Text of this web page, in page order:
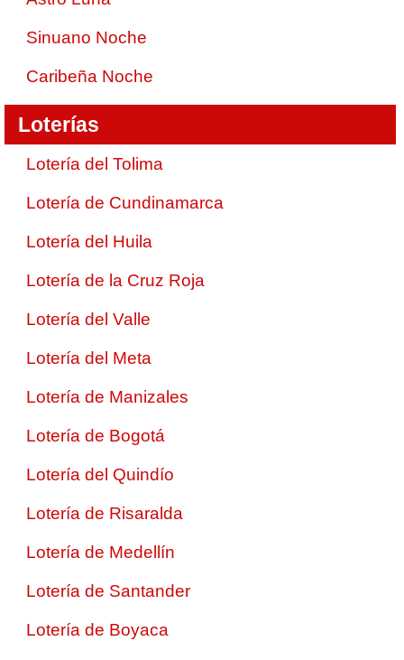
Sinuano Noche
Caribeña Noche
Loterías
Lotería del Tolima
Lotería de Cundinamarca
Lotería del Huila
Lotería de la Cruz Roja
Lotería del Valle
Lotería del Meta
Lotería de Manizales
Lotería de Bogotá
Lotería del Quindío
Lotería de Risaralda
Lotería de Medellín
Lotería de Santander
Lotería de Boyaca